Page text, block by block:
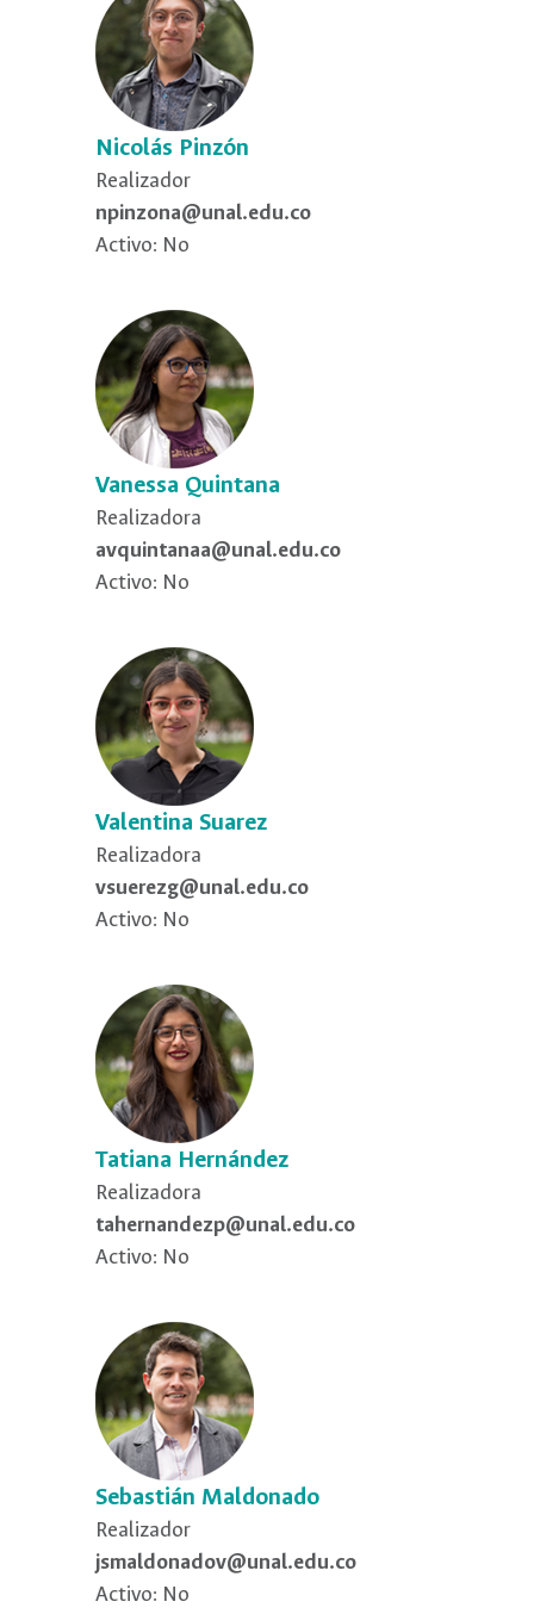
Nicolás Pinzón
Realizador
npinzona@unal.edu.co
Activo: No
Vanessa Quintana
Realizadora
avquintanaa@unal.edu.co
Activo: No
Valentina Suarez
Realizadora
vsuerezg@unal.edu.co
Activo: No
Tatiana Hernández
Realizadora
tahernandezp@unal.edu.co
Activo: No
Sebastián Maldonado
Realizador
jsmaldonadov@unal.edu.co
Activo: No